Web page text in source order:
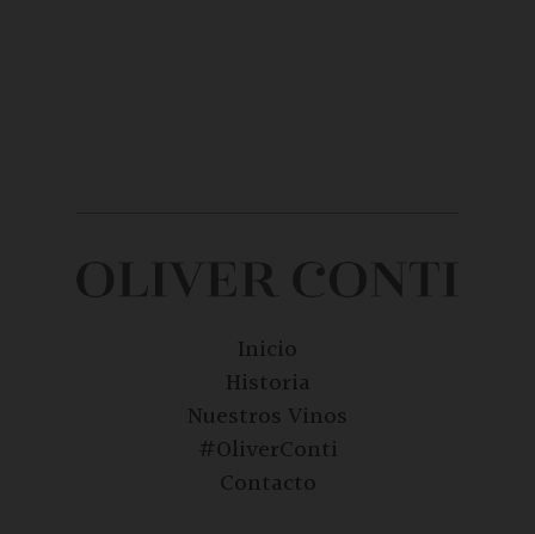
Inicio
Historia
Nuestros Vinos
#OliverConti
Contacto